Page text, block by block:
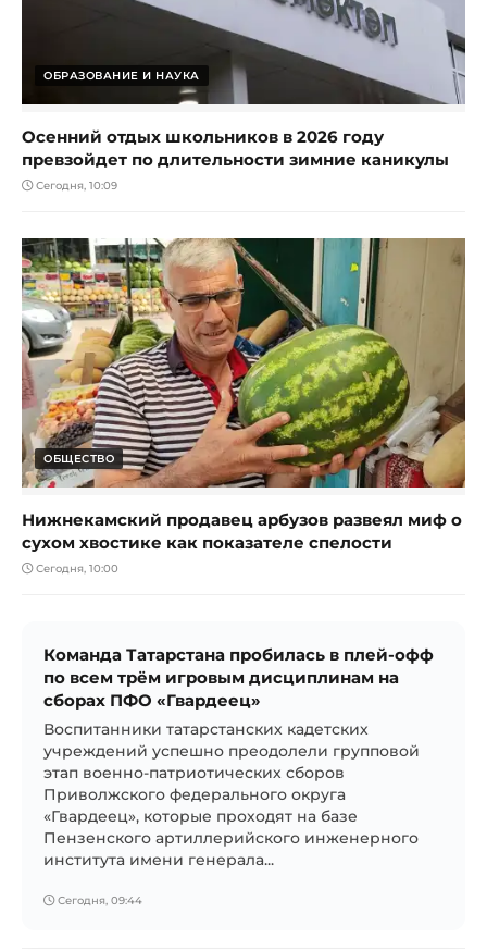
ОБРАЗОВАНИЕ И НАУКА
Осенний отдых школьников в 2026 году
превзойдет по длительности зимние каникулы
Сегодня, 10:09
ОБЩЕСТВО
Нижнекамский продавец арбузов развеял миф о
сухом хвостике как показателе спелости
Сегодня, 10:00
Команда Татарстана пробилась в плей-офф
по всем трём игровым дисциплинам на
сборах ПФО «Гвардеец»
Воспитанники татарстанских кадетских
учреждений успешно преодолели групповой
этап военно-патриотических сборов
Приволжского федерального округа
«Гвардеец», которые проходят на базе
Пензенского артиллерийского инженерного
института имени генерала...
Сегодня, 09:44